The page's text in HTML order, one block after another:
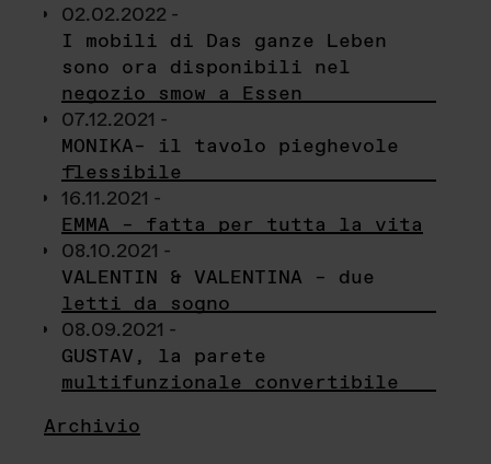
02.02.2022 -
I mobili di Das ganze Leben
sono ora disponibili nel
negozio smow a Essen
07.12.2021 -
MONIKA– il tavolo pieghevole
flessibile
16.11.2021 -
EMMA – fatta per tutta la vita
08.10.2021 -
VALENTIN & VALENTINA – due
letti da sogno
08.09.2021 -
GUSTAV, la parete
multifunzionale convertibile
Archivio